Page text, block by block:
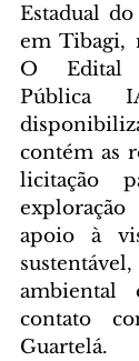
Estadual
em Tibagi,
O Edital
Pública
contém as
licitação
apoio à
ambiental
contato
Guartelá.